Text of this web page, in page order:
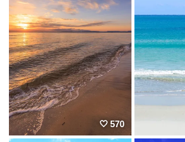
570